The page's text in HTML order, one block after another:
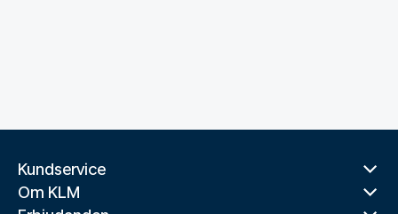
Kundservice
Om KLM